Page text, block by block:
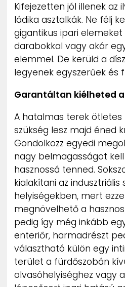
Kifejezetten jól illenek az
ládika asztalkák. Ne félj
gigantikus ipari
darabokkal vagy akár
elemmel. De kerüld a
legyenek egyszerűek és
Garantáltan kiélheted
A hatalmas terek ötletes
szükség lesz majd éned
Gondolkozz egyedi
nagy belmagasságot
hasznossá tenned.
kialakítani az indusztriális
helyiségekben, mert
megnövelhető a
pedig így még inkább
enteriőr, harmadrészt
választható külön egy
terület a fürdőszobán
olvasóhelyiséghez vagy